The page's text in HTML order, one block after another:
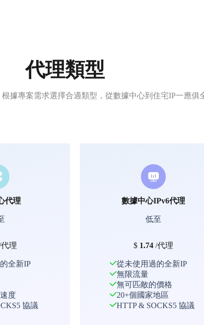
代理類型
據專案需求選擇合適類型，從數據中心到住宅IP一應俱
代理
理
全新IP
度
協議
數據中心IPv6代理
低至
$ 1.74/代理
從未使用過的全新IP
無限流量
無可匹敵的價格
20+個國家地區
HTTP & SOCKS5 協議